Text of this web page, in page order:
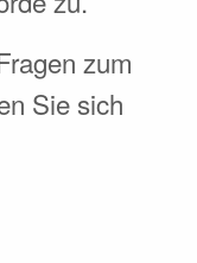
zum
Sie sich